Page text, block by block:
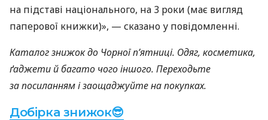
на підставі національного, на 3 роки (має вигляд
паперової книжки)», — сказано у повідомленні.
Каталог знижок до Чорної п’ятниці. Одяг, косметика,
ґаджети й багато чого іншого. Переходьте
за посиланням і заощаджуйте на покупках.
Добірка знижок😎